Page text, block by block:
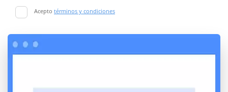
Acepto términos y condiciones